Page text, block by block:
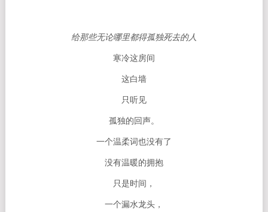
给那些无论哪里都得孤独死去的人
寒冷这房间
这白墙
只听见
孤独的回声。
一个温柔词也没有了
没有温暖的拥抱
只是时间，
一个漏水龙头，